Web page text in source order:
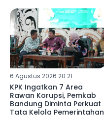
6 Agustus 2026 20:21
KPK Ingatkan 7 Area
Rawan Korupsi, Pemkab
Bandung Diminta Perkuat
Tata Kelola Pemerintahan